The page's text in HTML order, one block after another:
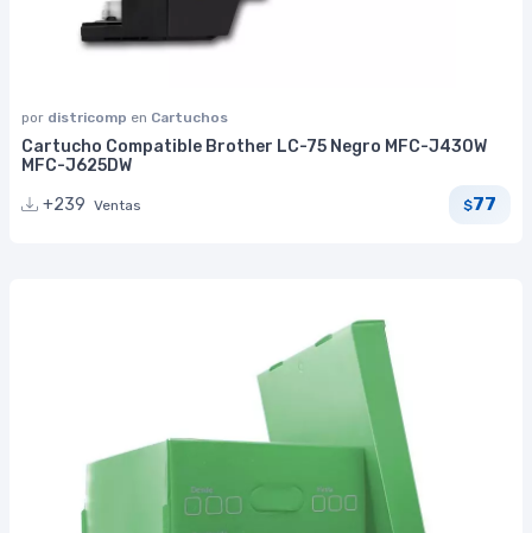
por districomp en Cartuchos
Cartucho Compatible Brother LC-75 Negro MFC-J430W
MFC-J625DW
+239 Ventas $77